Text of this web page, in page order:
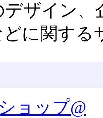
ザイン、
に関する
ョップ@